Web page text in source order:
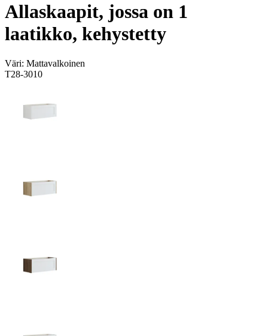
Allaskaapit, jossa on 1
laatikko, kehystetty
Väri: Mattavalkoinen
T28-3010